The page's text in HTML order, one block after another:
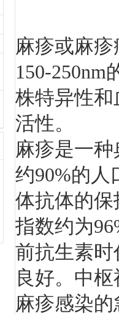
麻疹或麻
150-
株特异性
活性。
麻疹是一
约90%的人
体抗体的保
指数约为
前抗生素
良好。中
麻疹感染